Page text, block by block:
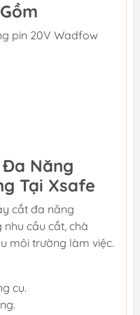
pin 20V Wadfow
Đa Năng
Tại Xsafe
cắt đa năng
cầu cắt, chà
môi trường làm việc.
cụ.